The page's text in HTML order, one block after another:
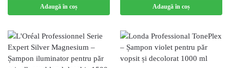
Adaugă în coș Adaugă în coș